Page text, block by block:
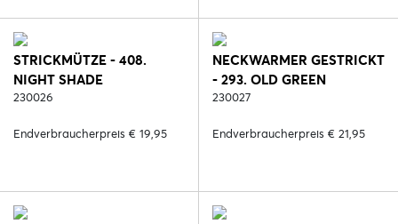
STRICKMÜTZE - 408.
NIGHT SHADE
230026
Endverbraucherpreis € 19,95
NECKWARMER GESTRICKT
- 293. OLD GREEN
230027
Endverbraucherpreis € 21,95